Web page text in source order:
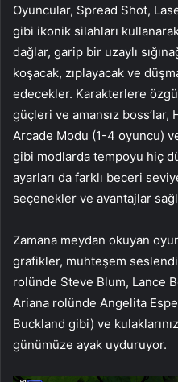
Oyuncular, Spread Shot,
gibi ikonik silahları
dağlar, garip bir uzaylı
koşacak, zıplayacak ve
edecekler. Karakterlere özgü
güçleri ve amansız
Arcade Modu (1-4 oyuncu)
gibi modlarda tempoyu hiç
ayarları da farklı beceri
seçenekler ve avantajlar
Zamana meydan okuyan
grafikler, muhteşem
rolünde Steve Blum, Lance
Ariana rolünde Angelita
Buckland gibi) ve
günümüze ayak uyduruyor.